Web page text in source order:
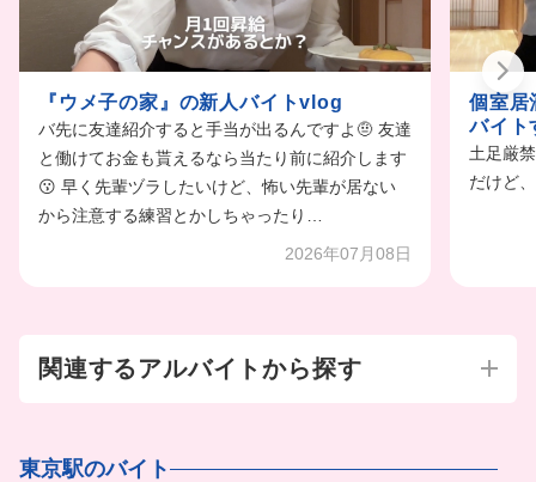
『ウメ子の家』の新人バイトvlog
バ先に友達紹介すると手当が出るんですよ🤨 友達
と働けてお金も貰えるなら当たり前に紹介します
😗 早く先輩ヅラしたいけど、怖い先輩が居ない
から注意する練習とかしちゃったり…
2026年07月08日
個室居
バイト
土足厳
だけど
関連するアルバイトから探す
東京駅のバイト